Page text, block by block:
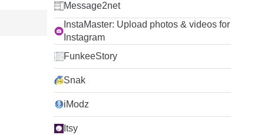
Message2net
InstaMaster: Upload photos & videos for
Instagram
FunkeeStory
Snak
iModz
Itsy